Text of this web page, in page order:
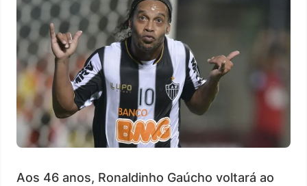
Aos 46 anos, Ronaldinho Gaúcho voltará ao